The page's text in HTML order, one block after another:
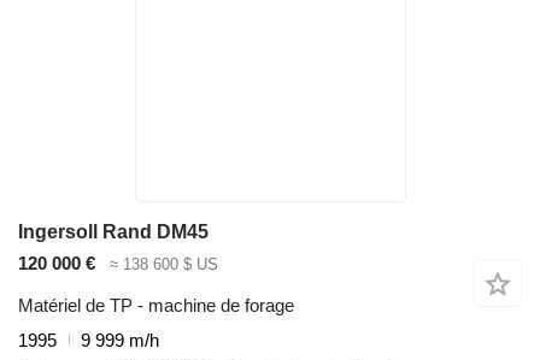
Ingersoll Rand DM45
120 000 €
≈ 138 600 $ US
Matériel de TP - machine de forage
1995
9 999 m/h